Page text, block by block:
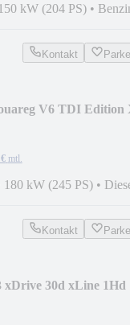
150 kW (204 PS) •
Kontakt
V6 TDI Edition
mtl.
180 kW (245 PS) •
Kontakt
30d xLine 1Hd